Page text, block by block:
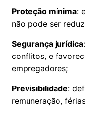
Proteção mínima:
não pode ser
Segurança jurídica
conflitos, e
empregadores;
Previsibilidade:
remuneração,